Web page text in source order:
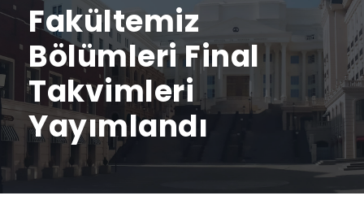
Fakültemiz
Bölümleri Final
Takvimleri
Yayımlandı